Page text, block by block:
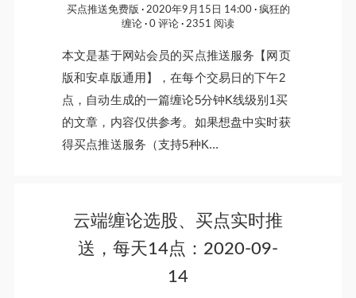
买点推送免费版 2020年9月15日 14:00
疯狂的
缠论
0 评论 2351 阅读
本文是基于网站会员的买点推送服务【网页
版和安卓版通用】，在每个交易日的下午2
点，自动生成的一篇缠论5分钟K线级别1买
的文章，内容仅供参考。如果想盘中实时获
得买点推送服务（支持5种K...
云端缠论选股、买点实时推
送，每天14点：2020-09-
14